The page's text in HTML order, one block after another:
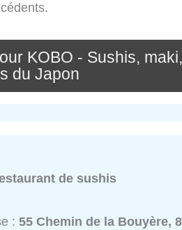
KOBO - Sushis, maki,
du Japon
de sushis
:55 Chemin de la Bouyère,